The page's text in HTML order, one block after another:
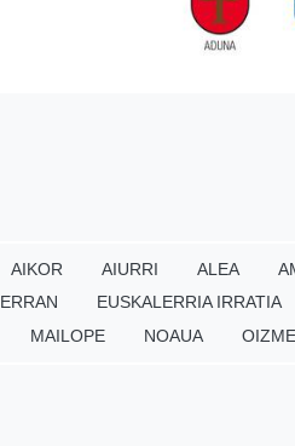
AIKOR AIURRI ALEA
ERRAN EUSKALERRIA IRRATIA
MAILOPE NOAUA